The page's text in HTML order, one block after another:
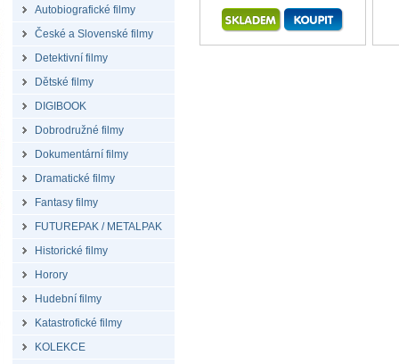
Autobiografické filmy
České a Slovenské filmy
Detektivní filmy
Dětské filmy
DIGIBOOK
Dobrodružné filmy
Dokumentární filmy
Dramatické filmy
Fantasy filmy
FUTUREPAK / METALPAK
Historické filmy
Horory
Hudební filmy
Katastrofické filmy
KOLEKCE